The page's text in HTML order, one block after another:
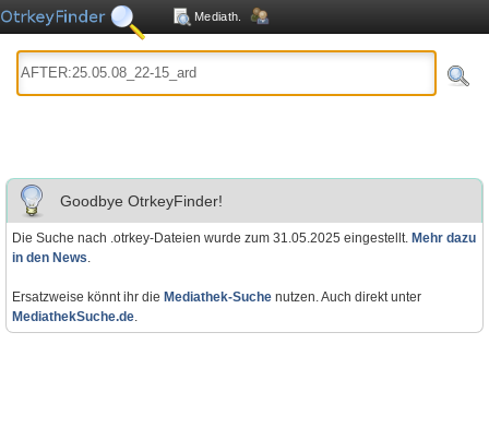
Mediath.
Goodbye OtrkeyFinder!
Die Suche nach .otrkey-Dateien wurde zum 31.05.2025 eingestellt. Mehr dazu
in den News.
Ersatzweise könnt ihr die Mediathek-Suche nutzen. Auch direkt unter
MediathekSuche.de.